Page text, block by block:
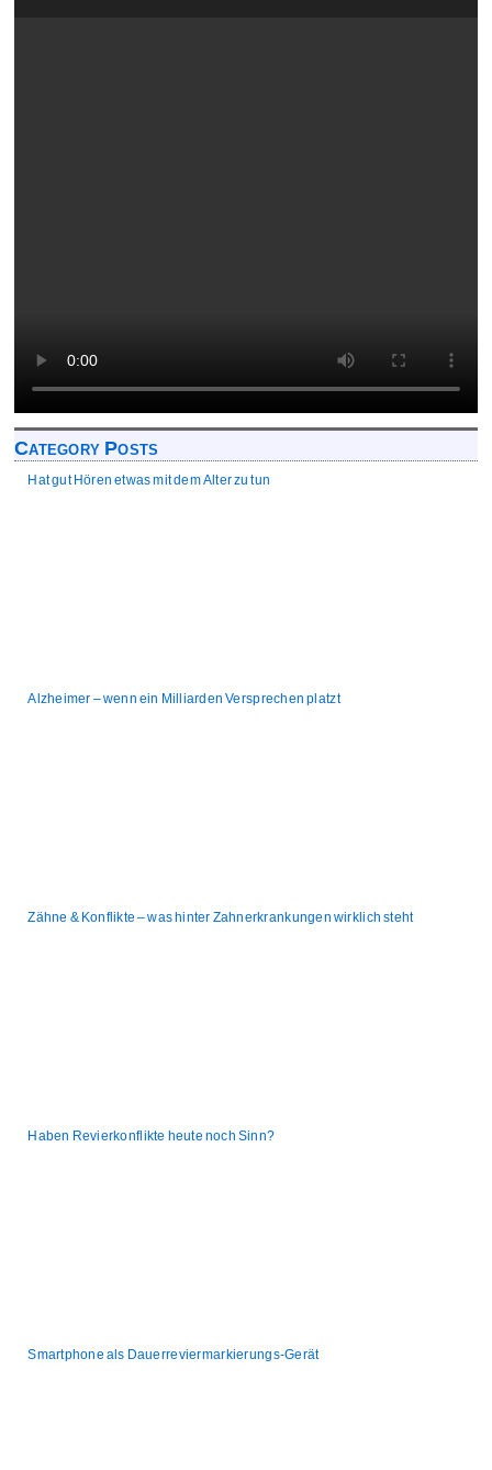
Category Posts
Hat gut Hören etwas mit dem Alter zu tun
Alzheimer – wenn ein Milliarden Versprechen platzt
Zähne & Konflikte – was hinter Zahnerkrankungen wirklich steht
Haben Revierkonflikte heute noch Sinn?
Smartphone als Dauerreviermarkierungs-Gerät